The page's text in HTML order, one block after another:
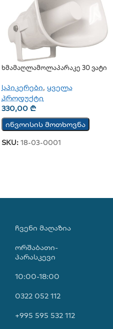
Ხმამაღლამოლაპარაკე 30 Ვატი
სპიკერები, ყველა
პროდუქტი
330,00 ₾
ინვოისის მოთხოვნა
SKU: 18-03-0001
ᲩᲕᲔᲜᲘ ᲛᲐᲦᲐᲖᲘᲐ
ორშაბათი-
პარასკევი
10:00-18:00
0322 052 112
+995 595 532 112